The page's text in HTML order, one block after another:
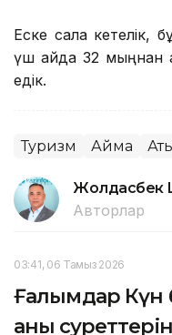
Еске сала кетелік,
үш айда 32 мыңнан
едік.
Туризм Аймақ
Жолдасбек
Авторлар
03:41, 06 Тамыз 2026
Ғалымдар Күн
анық